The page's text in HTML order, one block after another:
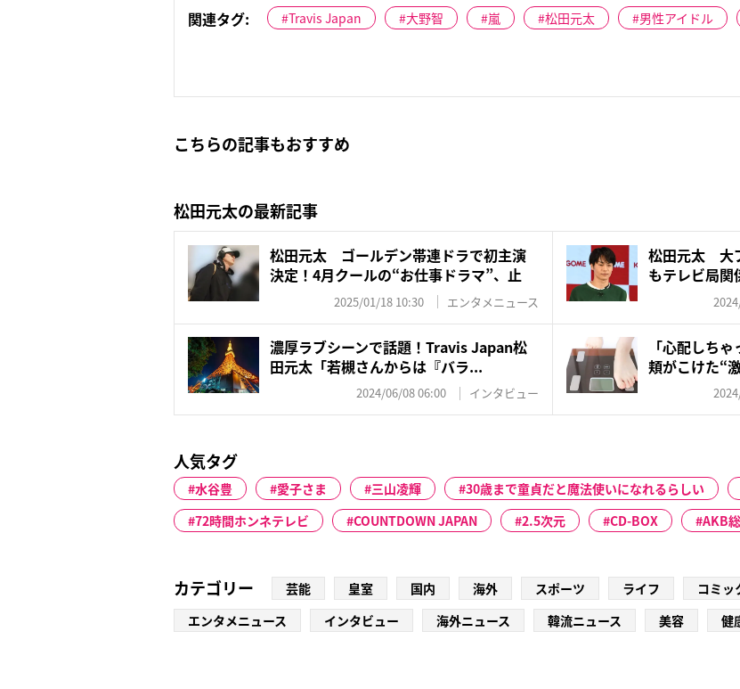
関連タグ: Travis Japan 大野智 嵐 松田元太 男性アイドル
こちらの記事もおすすめ
松田元太の最新記事
松田元太 ゴールデン帯連ドラで初主演
決定！4月クールの“お仕事ドラマ”、止
2025/01/18 10:30 エンタメニュース
松田元太 大
もテレビ局関
濃厚ラブシーンで話題！Travis Japan松
田元太「若槻さんからは『バラ...
2024/06/08 06:00 インタビュー
「心配しち
頬がこけた“
人気タグ
水谷豊 愛子さま 三山凌輝 30歳まで童貞だと魔法使いになれるらしい
72時間ホンネテレビ
COUNTDOWN JAPAN 2.5次元 CD-BOX AKB
カテゴリー 芸能 皇室 国内 海外 スポーツ ライフ コミッ
エンタメニュース
インタビュー 海外ニュース 韓流ニュース 美容 健